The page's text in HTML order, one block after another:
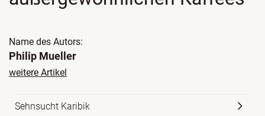
Name des Autors:
Philip Mueller
weitere Artikel
Sehnsucht Karibik